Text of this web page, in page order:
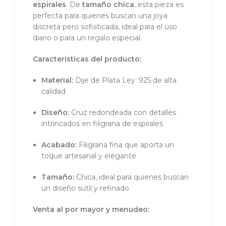
espirales. Detamaño chica, esta pieza es
perfecta para quienes buscan una joya
discreta pero sofisticada, ideal para el uso
diario o para un regalo especial.
Características del producto:
Material: Dije de Plata Ley .925 de alta
calidad
Diseño: Cruz redondeada con detalles
intrincados en filigrana de espirales
Acabado: Filigrana fina que aporta un
toque artesanal y elegante
Tamaño: Chica, ideal para quienes buscan
un diseño sutil y refinado
Venta al por mayor y menudeo: